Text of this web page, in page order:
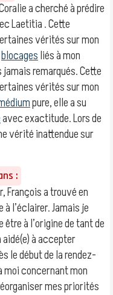
a cherché à prédire
Laetitia . Cette
vérités sur mon
blocagesliés à mon
jamais remarqués. Cette
vérités sur mon
pure, elle a su
avec exactitude. Lors de
vérité inattendue sur
:
François a trouvé en
l’éclairer. Jamais je
être à l’origine de tant de
à accepter
le début de la rendez-
moi concernant mon
mes priorités